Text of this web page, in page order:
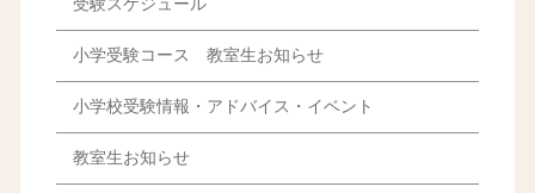
受験スケジュール
小学受験コース 教室生お知らせ
小学校受験情報・アドバイス・イベント
教室生お知らせ